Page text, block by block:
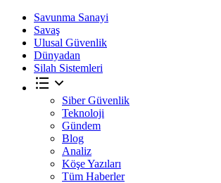
Savunma Sanayi
Savaş
Ulusal Güvenlik
Dünyadan
Silah Sistemleri
Siber Güvenlik
Teknoloji
Gündem
Blog
Analiz
Köşe Yazıları
Tüm Haberler